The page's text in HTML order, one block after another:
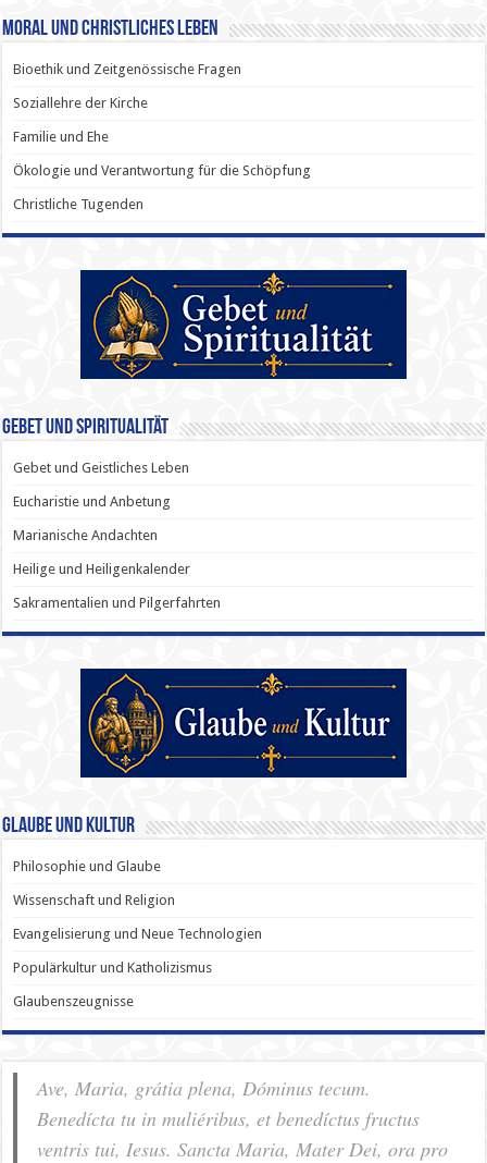
Moral und Christliches Leben
Bioethik und Zeitgenössische Fragen
Soziallehre der Kirche
Familie und Ehe
Ökologie und Verantwortung für die Schöpfung
Christliche Tugenden
Gebet und Spiritualität
Gebet und Geistliches Leben
Eucharistie und Anbetung
Marianische Andachten
Heilige und Heiligenkalender
Sakramentalien und Pilgerfahrten
Glaube und Kultur
Philosophie und Glaube
Wissenschaft und Religion
Evangelisierung und Neue Technologien
Populärkultur und Katholizismus
Glaubenszeugnisse
Ave, Maria, grátia plena, Dóminus tecum.
Benedícta tu in muliéribus, et benedíctus fructus
ventris tui, Iesus. Sancta Maria, Mater Dei, ora pro